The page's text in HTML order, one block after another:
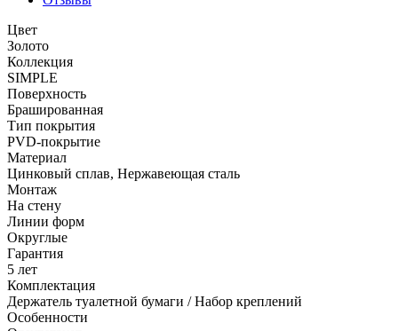
Цвет
Золото
Коллекция
SIMPLE
Поверхность
Брашированная
Тип покрытия
PVD-покрытие
Материал
Цинковый сплав, Нержавеющая сталь
Монтаж
На стену
Линии форм
Округлые
Гарантия
5 лет
Комплектация
Держатель туалетной бумаги / Набор креплений
Особенности